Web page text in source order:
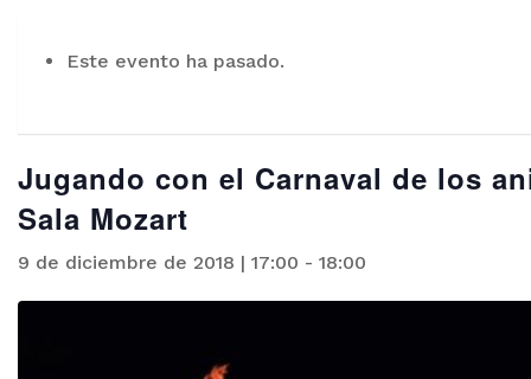
Este evento ha pasado.
Jugando con el Carnaval de los
Sala Mozart
9 de diciembre de 2018 | 17:00 - 18:00